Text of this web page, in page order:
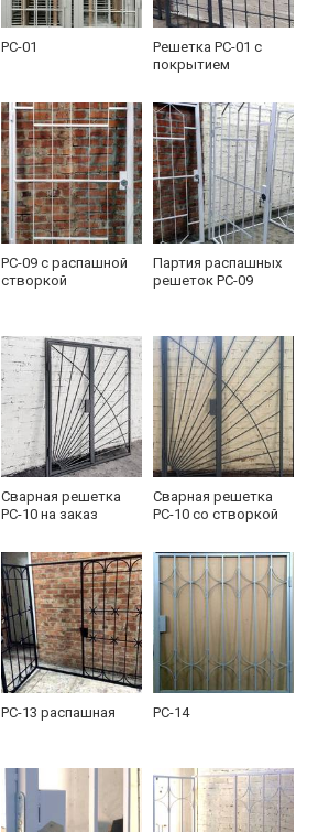
РС-01
Решетка РС-01 с
покрытием
РС-09 с распашной
створкой
Партия распашных
решеток РС-09
Сварная решетка
РС-10 на заказ
Сварная решетка
РС-10 со створкой
РС-13 распашная РС-14